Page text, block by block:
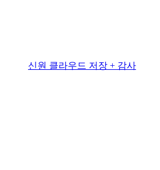
신원 클라우드 저장 + 감사